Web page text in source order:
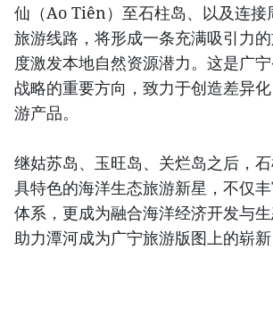
仙（Ao Tiên）至石柱岛、以及连接
旅游线路，将形成一条充满吸引力
度激发本地自然资源潜力。这是广
战略的重要方向，致力于创造差异
游产品。
继姑苏岛、玉旺岛、关烂岛之后，
具特色的海洋生态旅游新星，不仅
体系，更成为融合海洋经济开发与
助力潭河成为广宁旅游版图上的崭新